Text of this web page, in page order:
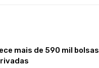
mais de 590 mil bolsas